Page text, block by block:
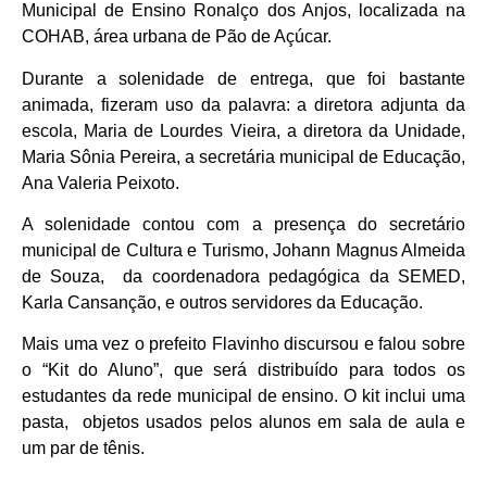
Municipal de Ensino Ronalço dos Anjos, localizada na
COHAB, área urbana de Pão de Açúcar.
Durante a solenidade de entrega, que foi bastante
animada, fizeram uso da palavra: a diretora adjunta da
escola, Maria de Lourdes Vieira, a diretora da Unidade,
Maria Sônia Pereira, a secretária municipal de Educação,
Ana Valeria Peixoto.
A solenidade contou com a presença do secretário
municipal de Cultura e Turismo, Johann Magnus Almeida
de Souza, da coordenadora pedagógica da SEMED,
Karla Cansanção, e outros servidores da Educação.
Mais uma vez o prefeito Flavinho discursou e falou sobre
o “Kit do Aluno”, que será distribuído para todos os
estudantes da rede municipal de ensino. O kit inclui uma
pasta, objetos usados pelos alunos em sala de aula e
um par de tênis.